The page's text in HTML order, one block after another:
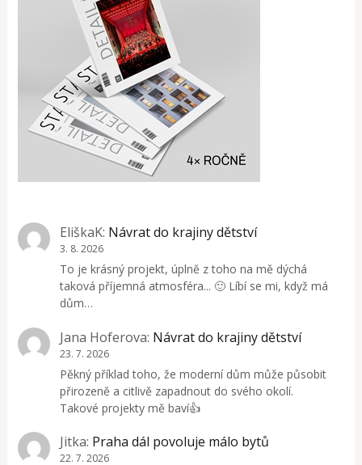
EliškaK: Návrat do krajiny dětství
3. 8. 2026
To je krásný projekt, úplně z toho na mě dýchá
taková příjemná atmosféra... 🙂 Líbí se mi, když má
dům…
Jana Hoferova: Návrat do krajiny dětství
23. 7. 2026
Pěkný příklad toho, že moderní dům může působit
přirozeně a citlivě zapadnout do svého okolí.
Takové projekty mě baví👍
Jitka: Praha dál povoluje málo bytů
22. 7. 2026